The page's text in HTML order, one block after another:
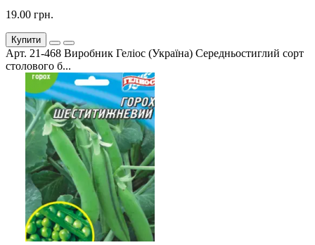
19.00 грн.
Купити
Арт. 21-468 Виробник Геліос (Україна) Середньостиглий сорт
столового б...